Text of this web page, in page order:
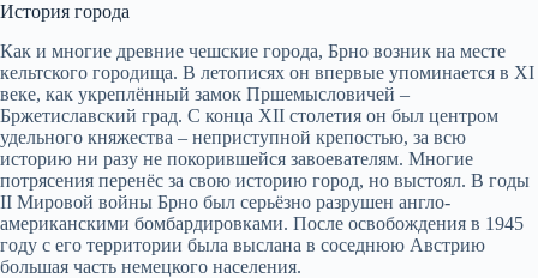
История города
Как и многие древние чешские города, Брно возник на месте
кельтского городища. В летописях он впервые упоминается в XI
веке, как укреплённый замок Пршемысловичей –
Бржетиславский град. C конца XII столетия он был центром
удельного княжества – неприступной крепостью, за всю
историю ни разу не покорившейся завоевателям. Многие
потрясения перенёс за свою историю город, но выстоял. В годы
II Мировой войны Брно был серьёзно разрушен англо-
американскими бомбардировками. После освобождения в 1945
году с его территории была выслана в соседнюю Австрию
большая часть немецкого населения.